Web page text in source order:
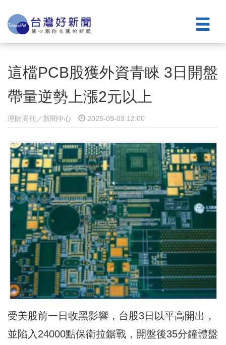
這檔PCB股獲外資青睞 3日開盤
帶量逆勢上漲2元以上
理財周刊／新聞中心 2025-09-03 12:00
受美股前一日收黑影響，台股3日以平高開出，
並陷入24000點保衛拉鋸戰，開盤後35分鐘體盤